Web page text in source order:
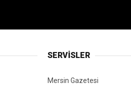
SERVİSLER
Mersin Gazetesi